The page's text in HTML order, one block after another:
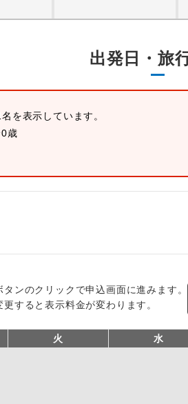
出発日・旅
を表示しています。
歳
タンのクリックで申込画面に進みます。
すると表示料金が変わります。
火 水